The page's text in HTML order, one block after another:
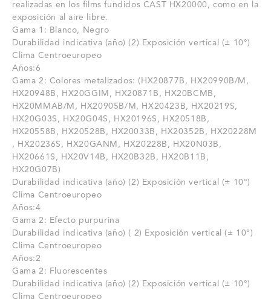
realizadas en los films fundidos CAST HX20000, como en la
exposición al aire libre.
Gama 1: Blanco, Negro
Durabilidad indicativa (año) (2) Exposición vertical (± 10°)
Clima Centroeuropeo
Años:6
Gama 2: Colores metalizados: (HX20877B, HX20990B/M,
HX20948B, HX20GGIM, HX20871B, HX20BCMB,
HX20MMAB/M, HX20905B/M, HX20423B, HX20219S,
HX20G03S, HX20G04S, HX20196S, HX20518B,
HX20558B, HX20528B, HX20033B, HX20352B, HX20228M
, HX20236S, HX20GANM, HX20228B, HX20N03B,
HX20661S, HX20V14B, HX20B32B, HX20B11B,
HX20G07B)
Durabilidad indicativa (año) (2) Exposición vertical (± 10°)
Clima Centroeuropeo
Años:4
Gama 2: Efecto purpurina
Durabilidad indicativa (año) ( 2) Exposición vertical (± 10°)
Clima Centroeuropeo
Años:2
Gama 2: Fluorescentes
Durabilidad indicativa (año) (2) Exposición vertical (± 10°)
Clima Centroeuropeo